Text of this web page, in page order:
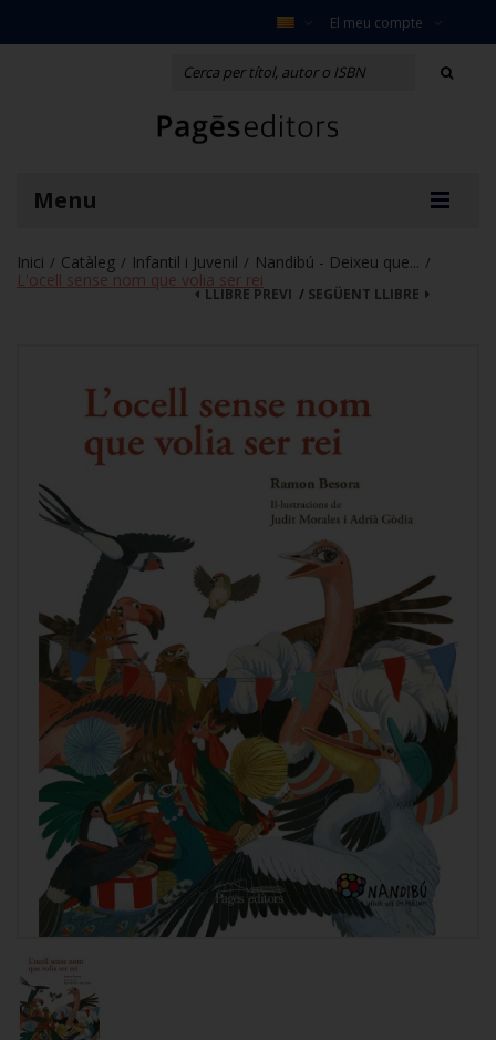
El meu compte
Menu
Inici / Catàleg / Infantil i Juvenil / Nandibú - Deixeu que... /
L'ocell sense nom que volia ser rei
SEGÜENT LLIBRE
LLIBRE PREVI /